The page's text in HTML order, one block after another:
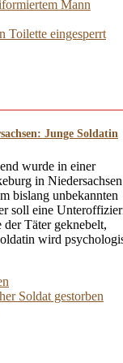
Mann
Toilette eingesperrt
Junge Soldatin
wurde in einer
in Niedersachsen
bislang unbekannten
soll eine
Täter geknebelt,
wird
Soldat gestorben